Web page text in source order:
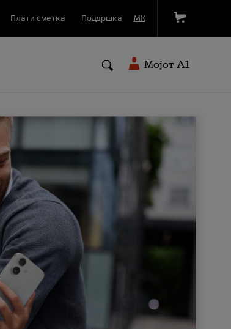
Плати сметка Поддршка МК
Мојот A1